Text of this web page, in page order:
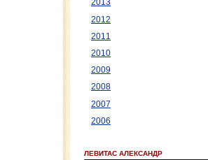
2013
2012
2011
2010
2009
2008
2007
2006
ЛЕВИТАС АЛЕКСАНДР